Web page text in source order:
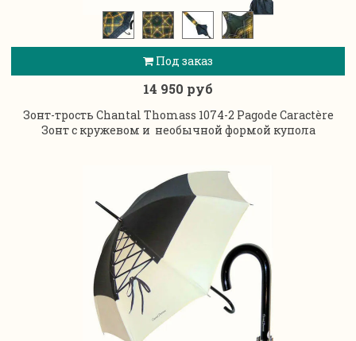
Под заказ
14 950 руб
Зонт-трость Chantal Thomass 1074-2 Pagode Caractère
Зонт с кружевом и необычной формой купола